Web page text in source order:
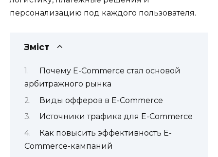
персонализацию под каждого пользователя.
Зміст
Почему E-Commerce стал основой
арбитражного рынка
Виды офферов в E-Commerce
Источники трафика для E-Commerce
Как повысить эффективность E-
Commerce-кампаний